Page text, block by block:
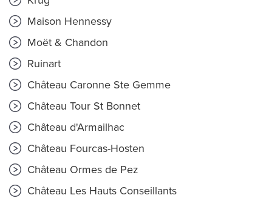
Maison Hennessy
Moët & Chandon
Ruinart
Château Caronne Ste Gemme
Château Tour St Bonnet
Château d'Armailhac
Château Fourcas-Hosten
Château Ormes de Pez
Château Les Hauts Conseillants